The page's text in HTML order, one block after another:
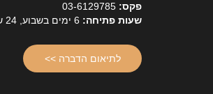
פקס:
שעות פתיחה:
לתיאום הדברה >>